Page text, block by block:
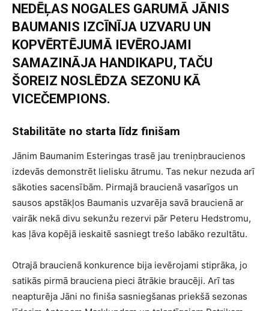
NEDĒĻAS NOGALES GARUMĀ JĀNIS
BAUMANIS IZCĪNĪJA UZVARU UN
KOPVĒRTĒJUMĀ IEVĒROJAMI
SAMAZINĀJA HANDIKAPU, TAČU
ŠOREIZ NOSLĒDZA SEZONU KĀ
VICEČEMPIONS.
Stabilitāte no starta līdz finišam
Jānim Baumanim Esteringas trasē jau treniņbraucienos
izdevās demonstrēt lielisku ātrumu. Tas nekur nezuda arī
sākoties sacensībām. Pirmajā braucienā vasarīgos un
sausos apstākļos Baumanis uzvarēja savā braucienā ar
vairāk nekā divu sekunžu rezervi pār Peteru Hedstromu,
kas ļāva kopējā ieskaitē sasniegt trešo labāko rezultātu.
Otrajā braucienā konkurence bija ievērojami stiprāka, jo
satikās pirmā brauciena pieci ātrākie braucēji. Arī tas
neapturēja Jāni no finiša sasniegšanas priekšā sezonas